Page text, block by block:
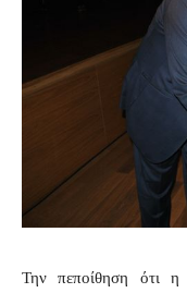
Την πεποίθηση ότι η